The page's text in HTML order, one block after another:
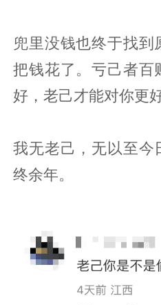
兜里没钱也终于找到
把钱花了。亏己者百
好，老己才能对你更好
我无老己，无以至今
终余年。